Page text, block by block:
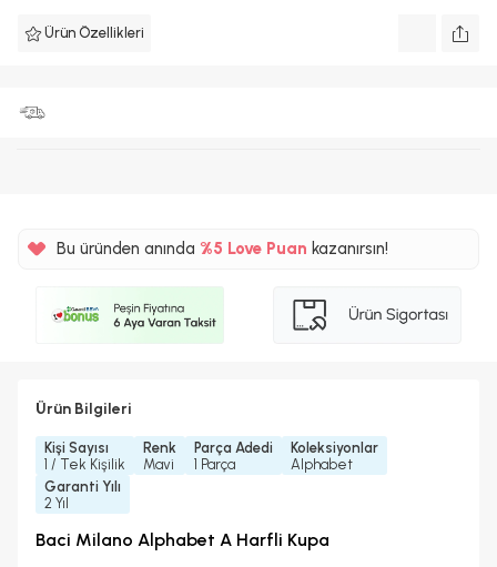
Ürün Özellikleri
Bu üründen anında %5
%5
Love Puan kazanırsın!
Ürün Bilgileri
Kişi Sayısı
1 / Tek Kişilik
Renk
Mavi
Parça Adedi
1 Parça
Koleksiyonlar
Alphabet
Garanti Yılı
2 Yıl
Baci Milano Alphabet A Harfli Kupa